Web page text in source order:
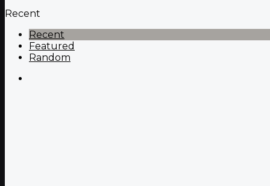
Recent
Recent
Featured
Random